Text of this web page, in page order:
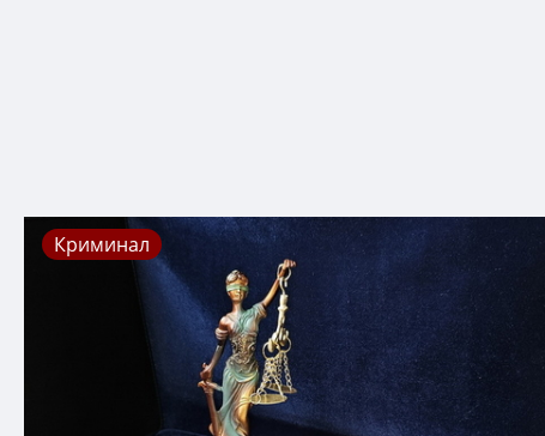
Криминал